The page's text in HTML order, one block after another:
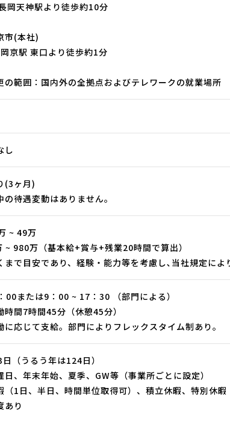
岡天神駅より徒歩約10分
市(本社)
京駅 東口より徒歩約1分
範囲：国内外の全拠点およびテレワークの就業場所
し
(3ヶ月)
待遇変動はありません。
~ 49万
~ 980万（基本給+賞与+残業20時間で算出）
で目安であり、経験・能力等を考慮し､当社規定によ
00または9：00 ~ 17：30 （部門による）
間7時間45分（休憩45分）
に応じて支給。部門によりフレックスタイム制あり。
（うるう年は124日）
日、年末年始、夏季、GW等（事業所ごとに設定）
（1日、半日、時間単位取得可）、積立休暇、特別休暇
あり